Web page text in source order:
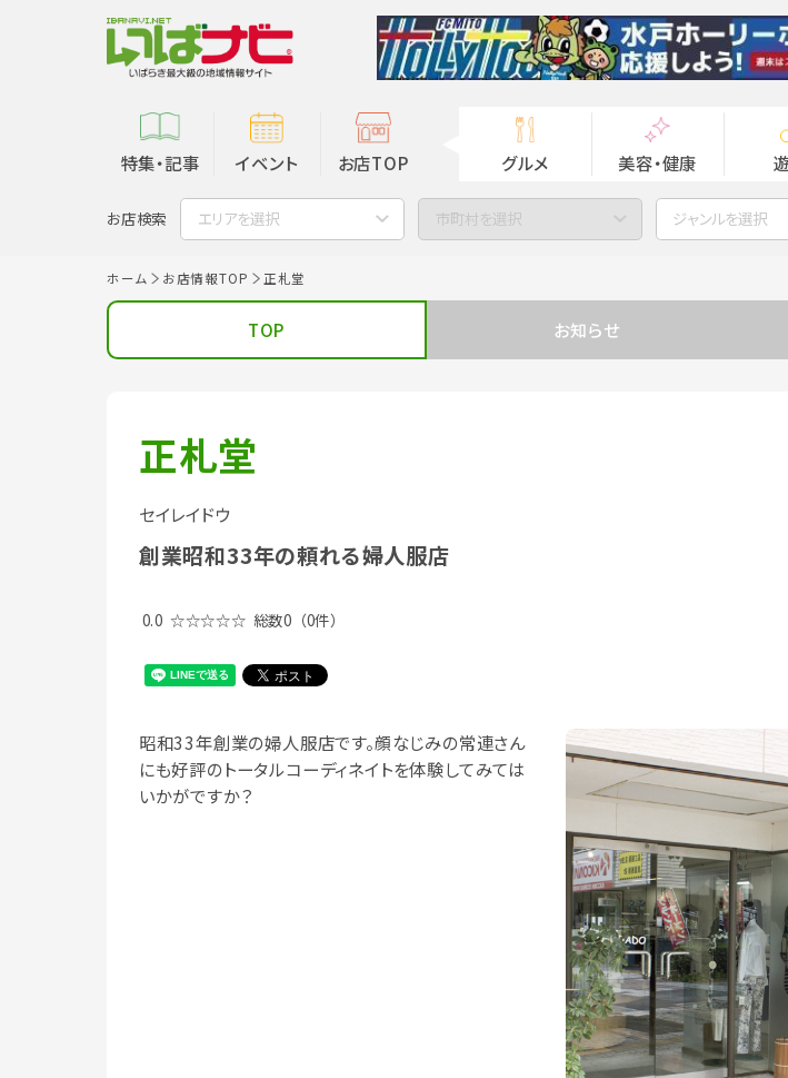
特集・記事 イベント お店TOP グルメ 美容・健康
お店検索 エリアを選択 市町村を選択 ジャンルを選択
ホーム お店情報TOP 正札堂
TOP お知らせ
正札堂
セイレイドウ
創業昭和33年の頼れる婦人服店
0.0 ☆☆☆☆☆ 総数0 （0件）
昭和33年創業の婦人服店です。顔なじみの常連さん
にも好評のトータルコーディネイトを体験してみては
いかがですか？